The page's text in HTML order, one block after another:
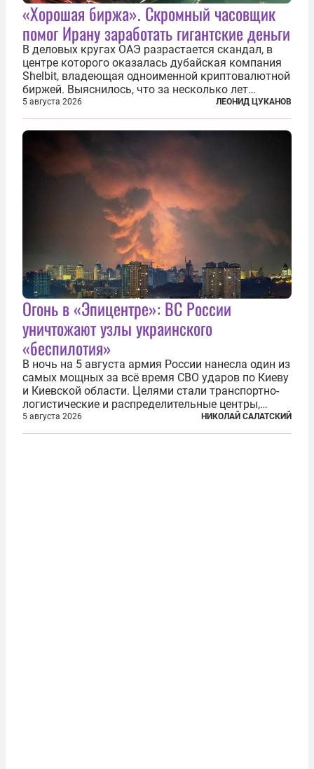
«Хорошая биржа». Скромный часовщик
помог Ирану заработать гигантские деньги
В деловых кругах ОАЭ разрастается скандал, в
центре которого оказалась дубайская компания
Shelbit, владеющая одноименной криптовалютной
биржей. Выяснилось, что за несколько лет
существования через Shelbit прошло не менее 4
млрд долларов в криптовалюте, принадлежащих
иранским чиновникам и силовикам...
5 августа 2026 ЛЕОНИД ЦУКАНОВ
Огонь в «Эпицентре»: ВС России
уничтожают узлы украинского
«беспилотия»
В ночь на 5 августа армия России нанесла один из
самых мощных за всё время СВО ударов по Киеву
и Киевской области. Целями стали транспортно-
логистические и распределительные центры,
которые ВСУ использовали для хранения и
доставки вооружений и грузов военного
5 августа 2026 НИКОЛАЙ САЛАТСКИЙ